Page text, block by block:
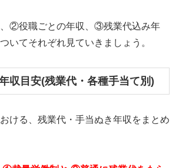
②役職ごとの年収、③残業代込み年
いてそれぞれ見ていきましょう。
収目安(残業代・各種手当て別)
ける、残業代・手当ぬき年収をまとめ